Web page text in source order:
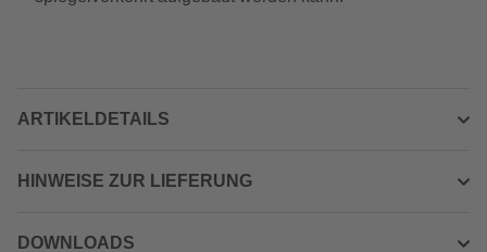
ARTIKELDETAILS
HINWEISE ZUR LIEFERUNG
DOWNLOADS